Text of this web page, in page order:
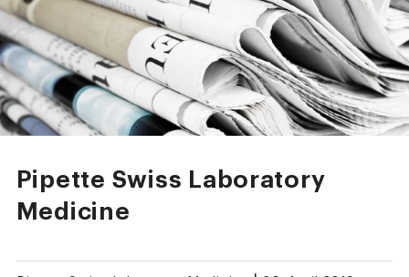
Pipette Swiss Laboratory
Medicine